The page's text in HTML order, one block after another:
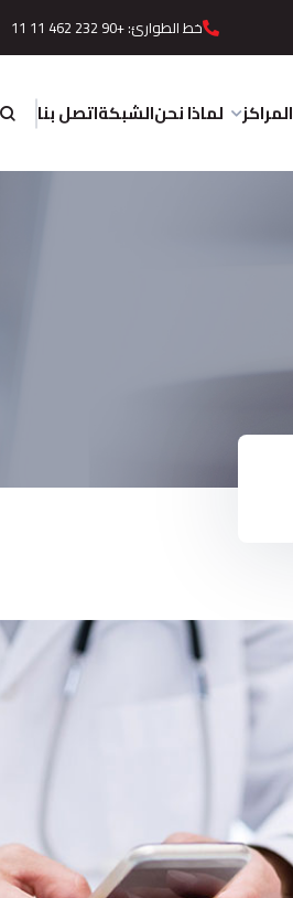
خط الطوارئ: +90 232 462 11 11
المراكز لماذا نحنالشبكةاتصل بنا